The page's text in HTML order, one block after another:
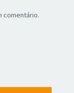
comentário.